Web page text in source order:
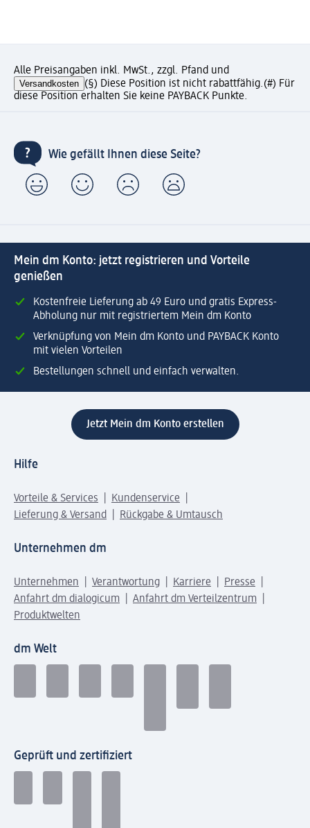
Alle Preisangaben inkl. MwSt., zzgl. Pfand und
Versandkosten (§) Diese Position ist nicht rabattfähig.(#) Für
diese Position erhalten Sie keine PAYBACK Punkte.
Wie gefällt Ihnen diese Seite?
Mein dm Konto: jetzt registrieren und Vorteile
genießen
Kostenfreie Lieferung ab 49 Euro und gratis Express-
Abholung nur mit registriertem Mein dm Konto
Verknüpfung von Mein dm Konto und PAYBACK Konto
mit vielen Vorteilen
Bestellungen schnell und einfach verwalten.
Jetzt Mein dm Konto erstellen
Hilfe
Vorteile & Services
Kundenservice
Lieferung & Versand
Rückgabe & Umtausch
Unternehmen dm
Unternehmen Verantwortung Karriere
Presse
Anfahrt dm dialogicum
Anfahrt dm Verteilzentrum
Produktwelten
dm Welt
Geprüft und zertifiziert